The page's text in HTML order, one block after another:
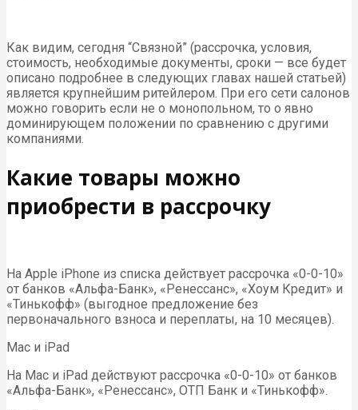
Как видим, сегодня “Связной” (рассрочка, условия,
стоимость, необходимые документы, сроки — все будет
описано подробнее в следующих главах нашей статьей)
является крупнейшим ритейлером. При его сети салонов
можно говорить если не о монопольном, то о явно
доминирующем положении по сравнению с другими
компаниями.
Какие товары можно
приобрести в рассрочку
На Apple iPhone из списка действует рассрочка «0-0-10»
от банков «Альфа-Банк», «Ренессанс», «Хоум Кредит» и
«Тинькофф» (выгодное предложение без
первоначального взноса и переплаты, на 10 месяцев).
Mac и iPad
На Mac и iPad действуют рассрочка «0-0-10» от банков
«Альфа-Банк», «Ренессанс», ОТП Банк и «Тинькофф».